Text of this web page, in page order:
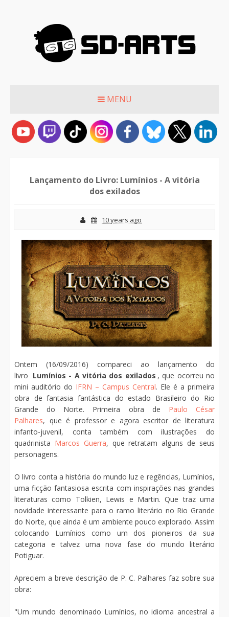
MENU
Lançamento do Livro: Lumínios - A vitória
dos exilados
10 years ago
Ontem (16/09/2016) compareci ao lançamento do
livro Lumínios - A vitória dos exilados , que ocorreu no
mini auditório do IFRN – Campus Central. Ele é a primeira
obra de fantasia fantástica do estado Brasileiro do Rio
Grande do Norte. Primeira obra de Paulo César
Palhares, que é professor e agora escritor de literatura
infanto-juvenil, conta também com ilustrações do
quadrinista Marcos Guerra, que retratam alguns de seus
personagens.
O livro conta a história do mundo luz e regências, Lumínios,
uma ficção fantasiosa escrita com inspirações nas grandes
literaturas como Tolkien, Lewis e Martin. Que traz uma
novidade interessante para o ramo literário no Rio Grande
do Norte, que ainda é um ambiente pouco explorado. Assim
colocando Lumínios como um dos pioneiros da sua
categoria e talvez uma nova fase do mundo literário
Potiguar.
Apreciem a breve descrição de P. C. Palhares faz sobre sua
obra:
"Um mundo denominado Lumínios, no idioma ancestral a